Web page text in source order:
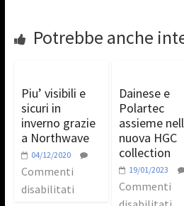
Potrebbe anche
Piu’ visibili e
sicuri in
inverno grazie
a Northwave
04/12/2020
Commenti
disabilitati
Dainese e
Polartec
assieme
nuova HGC
collection
19/01/2023
Commenti